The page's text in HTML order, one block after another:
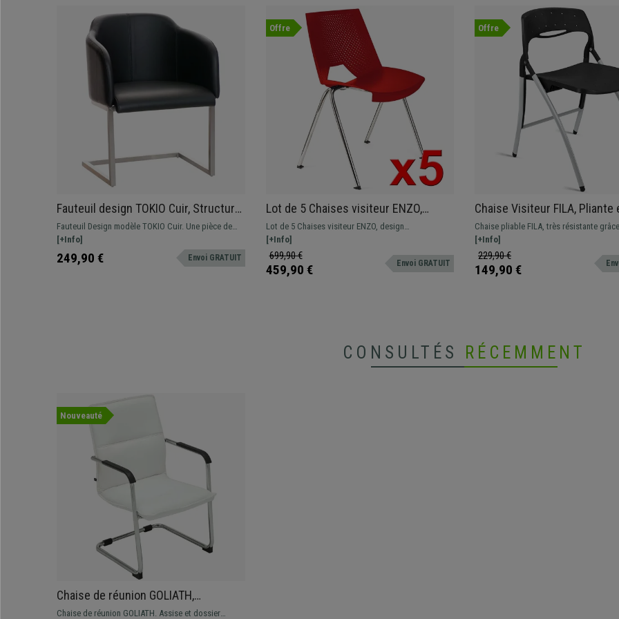
Fauteuil design TOKIO Cuir, Structure
en Acier, assise rembourrée
commode, Cuir, noir
Fauteuil Design modèle TOKIO Cuir. Une pièce de
design exclusif, parfaite pour salles, bureaux ou
autres espaces apportant une touche d'élégance.
Elle se distingue par sa structure en acier
[+Info]
249,90 € Envoi GRATUIT
Offre
Lot de 5 Chaises visiteur ENZO,
Commodes et Pratiques, Empilables,
Rouge
Lot de 5 Chaises visiteur ENZO, design
spectaculaire pour donner une touche moderne aux
salles d'attente de conférences. Disponible en
différentes couleurs.
[+Info]
699,90 €
459,90 € Envoi GRATUIT
Offre
Chaise Visiteur FILA, Pliante
Pratique, Structure en Acier,
Chaise pliable FILA, très résistante
structure en acier, couleur gris argenté.
modèle pratique et facile à ranger.
[+Info]
229,90 €
149,90 €
CONSULTÉS RÉCEMMENT
Nouveauté
Chaise de réunion GOLIATH,
Structure Métallique, Grand
Chaise de réunion GOLIATH. Assise et dossier